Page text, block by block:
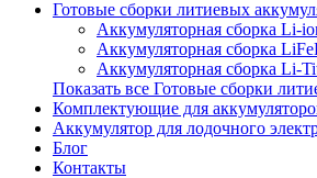
Готовые сборки литиевых
Аккумуляторная сборка Li-
Аккумуляторная сборка
Аккумуляторная сборка Li-
Показать все Готовые сборки
Комплектующие для
Аккумулятор для лодочного
Блог
Контакты